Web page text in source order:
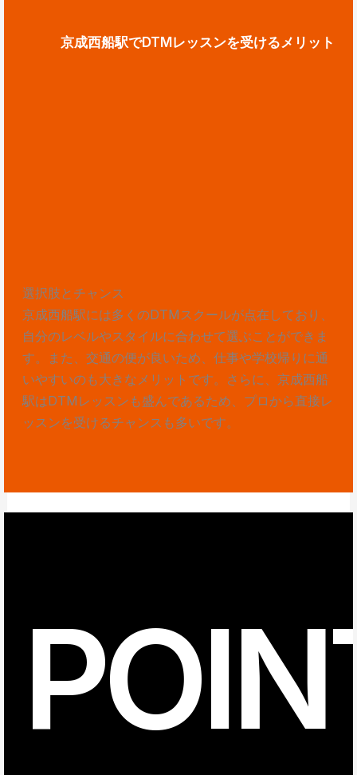
京成西船駅でDTMレッスンを受けるメリット
選択肢とチャンス
京成西船駅には多くのDTMスクールが点在しており、
自分のレベルやスタイルに合わせて選ぶことができま
す。また、交通の便が良いため、仕事や学校帰りに通
いやすいのも大きなメリットです。さらに、京成西船
駅はDTMレッスンも盛んであるため、プロから直接レ
ッスンを受けるチャンスも多いです。